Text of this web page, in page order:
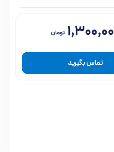
تومان
تماس بگیرید